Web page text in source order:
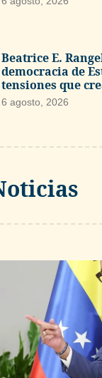
Beatrice E.
democracia de
tensiones que
6 agosto, 2026